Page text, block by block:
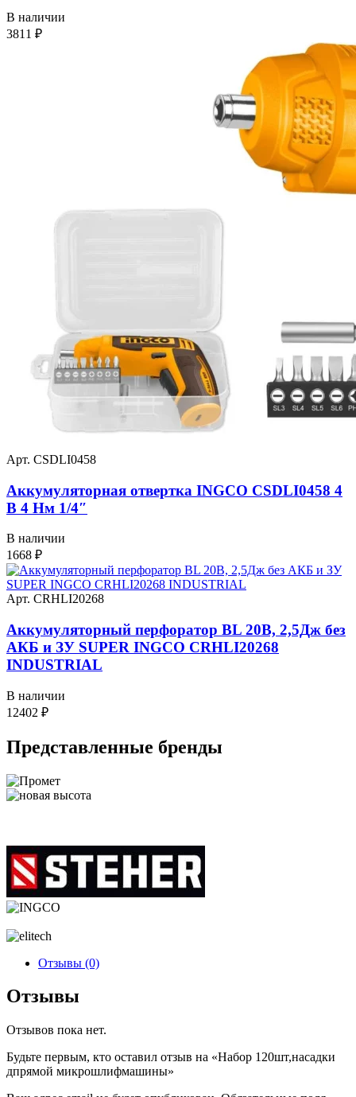
В наличии
3811 ₽
Арт. CSDLI0458
Аккумуляторная отвертка INGCO CSDLI0458 4
В 4 Нм 1/4″
В наличии
1668 ₽
Арт. CRHLI20268
Аккумуляторный перфоратор BL 20В, 2,5Дж без
АКБ и ЗУ SUPER INGCO CRHLI20268
INDUSTRIAL
В наличии
12402 ₽
Представленные бренды
Отзывы (0)
Отзывы
Отзывов пока нет.
Будьте первым, кто оставил отзыв на «Набор 120шт,насадки
дпрямой микрошлифмашины»